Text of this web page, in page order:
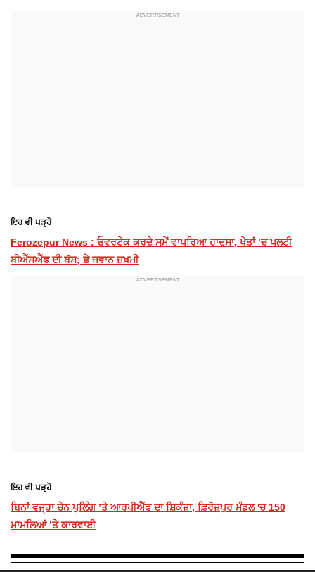
ਇਹ ਵੀ ਪੜ੍ਹੋ
Ferozepur News : ਓਵਰਟੇਕ ਕਰਦੇ ਸਮੇਂ ਵਾਪਰਿਆ ਹਾਦਸਾ, ਖੇਤਾਂ ’ਚ ਪਲਟੀ
ਬੀਐੱਸਐੱਫ ਦੀ ਬੱਸ; ਛੇ ਜਵਾਨ ਜ਼ਖ਼ਮੀ
ਇਹ ਵੀ ਪੜ੍ਹੋ
ਬਿਨਾਂ ਵਜ੍ਹਾ ਚੇਨ ਪੁਲਿੰਗ ’ਤੇ ਆਰਪੀਐੱਫ ਦਾ ਸ਼ਿਕੰਜ਼ਾ, ਫ਼ਿਰੋਜ਼ਪੁਰ ਮੰਡਲ 'ਚ 150
ਮਾਮਲਿਆਂ ’ਤੇ ਕਾਰਵਾਈ